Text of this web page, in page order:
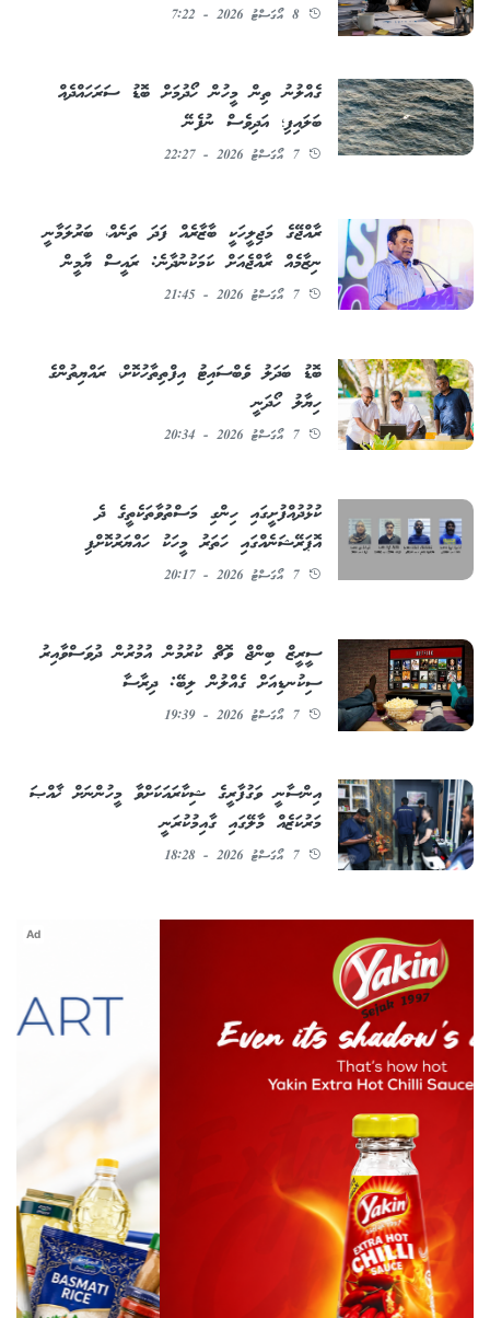
8 އޯގަސްޓު 2026 - 7:22
ގެއްލުނު ތިން މީހުން ހޯދުމަށް ބޮޑު ސަރަހައްދެއް
ބަލައިފި؛ އަދިވެސް ނުފެނޭ
7 އޯގަސްޓު 2026 - 22:27
ރާއްޖޭގެ މަޖިލީހަކީ ބާޒާރެއް ފަދަ ތަނެއް، ބަރުލަމާނީ
ނިޒާމެއް ރާއްޖެއަށް ކަމަކުނުދާނެ: ރައީސް ޔާމީން
7 އޯގަސްޓު 2026 - 21:45
ބޮޑު ބަދަލު ވެބްސައިޓު އިފްތިތާހުކޮށް، ރައްޔިތުންގެ
ހިޔާލު ހޯދަނީ
7 އޯގަސްޓު 2026 - 20:34
ކުޅުދުއްފުށީގައި ހިންގި މަސްތުވާތަކެތީގެ ދެ
އޮޕަރޭޝަނެއްގައި ހަތަރު މީހަކު ހައްޔަރުކޮށްފި
7 އޯގަސްޓު 2026 - 20:17
ސީރީޒް ބިންޖް ވޮޗް ކުރުމުން އުމުރުން ދުވަސްވާއިރު
ސިކުނޑިއަށް ގެއްލުން ލިބޭ: ދިރާސާ
7 އޯގަސްޓު 2026 - 19:39
އިންސާނީ ވަގުފާރީގެ ޝިކާރައަކަށްވާ މީހުންނަށް ޚާއްޞަ
މަރުކަޒެއް މާލޭގައި ގާއިމުކުރަނީ
7 އޯގަސްޓު 2026 - 18:28
Ad